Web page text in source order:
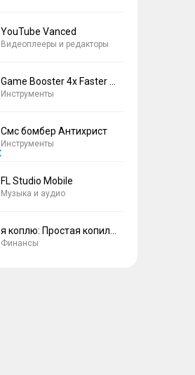
YouTube Vanced
Видеоплееры и редакторы
Инструменты
Смс бомбер Антихрист
Инструменты
FL Studio Mobile
Музыка и аудио
Финансы